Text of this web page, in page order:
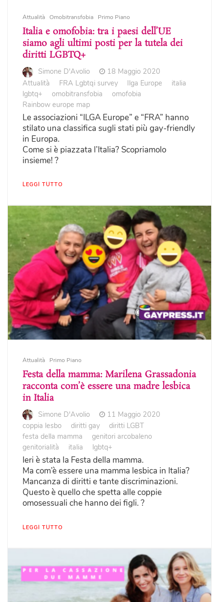
Attualità Omobitransfobia Primo Piano
Italia e omofobia: tra i paesi dell’UE
siamo agli ultimi posti per la tutela dei
diritti LGBTQ+
Simone D'Avolio
18 Maggio 2020
Attualità
FRA Lgbtqi survey Ilga Europe
italia
lgbtq+
omobitransfobia
omofobia
Rainbow europe map
Le associazioni “ILGA Europe” e “FRA” hanno
stilato una classifica sugli stati più gay-friendly
in Europa.
Come si è piazzata l’Italia? Scopriamolo
insieme! ?
LEGGI TUTTO
Attualità Primo Piano
Festa della mamma: Marilena Grassadonia
racconta com’è essere una madre lesbica
in Italia
Simone D'Avolio
11 Maggio 2020
coppia lesbo
diritti gay
diritti LGBT
festa della mamma
genitori arcobaleno
genitorialità
italia lgbtq+
Ieri è stata la Festa della mamma.
Ma com’è essere una mamma lesbica in Italia?
Mancanza di diritti e tante discriminazioni.
Questo è quello che spetta alle coppie
omosessuali che hanno dei figli. ?
LEGGI TUTTO